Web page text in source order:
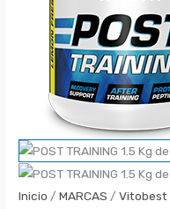
Inicio /MARCAS /Vitobest